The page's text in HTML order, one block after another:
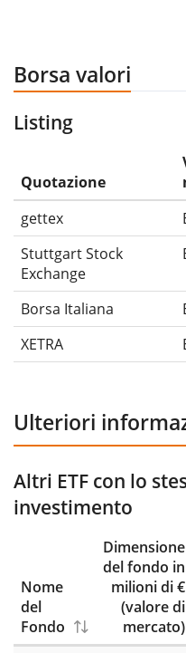
Borsa valori
Listing
Quotazione
gettex
Stuttgart Stock
Exchange
Borsa Italiana
XETRA
Ulteriori
Altri ETF con lo
investimento
Nome
del
Fondo
Dimensione
del fondo in
milioni di €
(valore di
mercato)